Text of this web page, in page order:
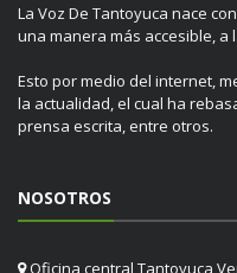
La Voz De Tantoyuca nace
una manera más accesible, a
Esto por medio del internet,
la actualidad, el cual ha
prensa escrita, entre otros.
NOSOTROS
Oficina central Tantoyuca